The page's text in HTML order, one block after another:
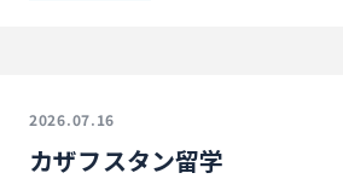
2026.07.16
カザフスタン留学